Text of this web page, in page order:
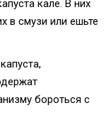
кале. В них
в смузи или ешьте
бороться с